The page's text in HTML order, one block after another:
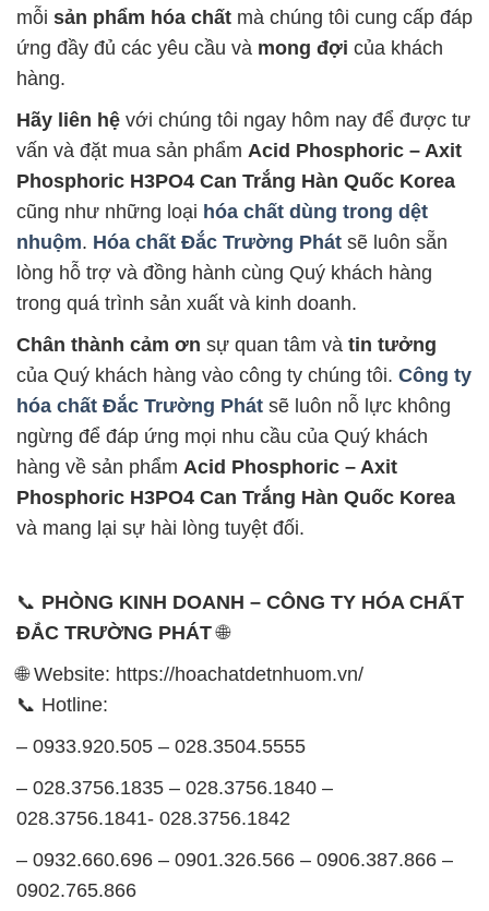
mỗi sản phẩm hóa chất mà chúng tôi cung cấp đáp
ứng đầy đủ các yêu cầu và mong đợi của khách
hàng.
Hãy liên hệ với chúng tôi ngay hôm nay để được tư
vấn và đặt mua sản phẩm Acid Phosphoric – Axit
Phosphoric H3PO4 Can Trắng Hàn Quốc Korea
cũng như những loại hóa chất dùng trong dệt
nhuộm. Hóa chất Đắc Trường Phát sẽ luôn sẵn
lòng hỗ trợ và đồng hành cùng Quý khách hàng
trong quá trình sản xuất và kinh doanh.
Chân thành cảm ơn sự quan tâm và tin tưởng
của Quý khách hàng vào công ty chúng tôi. Công ty
hóa chất Đắc Trường Phát sẽ luôn nỗ lực không
ngừng để đáp ứng mọi nhu cầu của Quý khách
hàng về sản phẩm Acid Phosphoric – Axit
Phosphoric H3PO4 Can Trắng Hàn Quốc Korea
và mang lại sự hài lòng tuyệt đối.
📞 PHÒNG KINH DOANH – CÔNG TY HÓA CHẤT
ĐẮC TRƯỜNG PHÁT🌐
🌐 Website: https://hoachatdetnhuom.vn/
📞 Hotline:
– 0933.920.505 – 028.3504.5555
– 028.3756.1835 – 028.3756.1840 –
028.3756.1841- 028.3756.1842
– 0932.660.696 – 0901.326.566 – 0906.387.866 –
0902.765.866